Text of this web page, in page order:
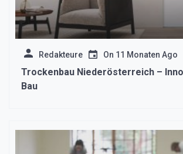
Redakteure On 11 Monaten Ago
Trockenbau Niederösterreich –
Bau